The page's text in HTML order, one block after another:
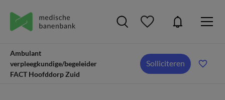
Ambulant
verpleegkundige/begeleider
FACT Hoofddorp Zuid
Solliciteren